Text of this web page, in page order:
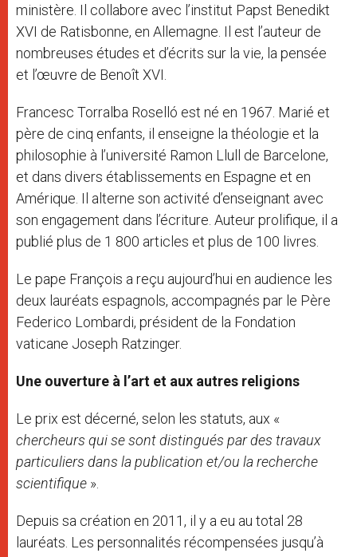
ministère. Il collabore avec l’institut Papst Benedikt
XVI de Ratisbonne, en Allemagne. Il est l’auteur de
nombreuses études et d’écrits sur la vie, la pensée
et l’œuvre de Benoît XVI.
Francesc Torralba Roselló est né en 1967. Marié et
père de cinq enfants, il enseigne la théologie et la
philosophie à l’université Ramon Llull de Barcelone,
et dans divers établissements en Espagne et en
Amérique. Il alterne son activité d’enseignant avec
son engagement dans l’écriture. Auteur prolifique, il a
publié plus de 1 800 articles et plus de 100 livres.
Le pape François a reçu aujourd’hui en audience les
deux lauréats espagnols, accompagnés par le Père
Federico Lombardi, président de la Fondation
vaticane Joseph Ratzinger.
Une ouverture à l’art et aux autres religions
Le prix est décerné, selon les statuts, aux «
chercheurs qui se sont distingués par des travaux
particuliers dans la publication et/ou la recherche
scientifique ».
Depuis sa création en 2011, il y a eu au total 28
lauréats. Les personnalités récompensées jusqu’à